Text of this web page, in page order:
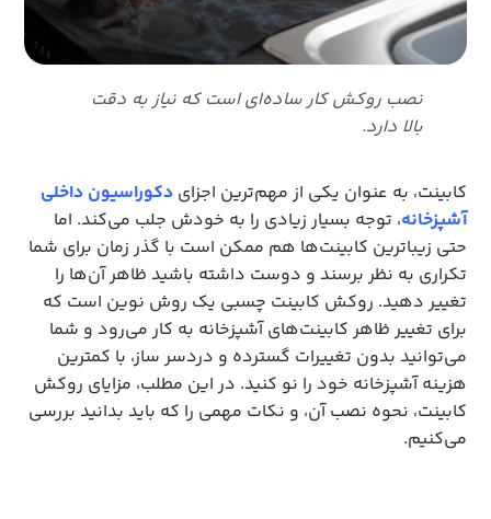
نصب روکش کار ساده‌ای است که نیاز به دقت
بالا دارد.
کابینت، به عنوان یکی از مهم‌ترین اجزایدکوراسیون داخلی
آشپزخانه، توجه بسیار زیادی را به خودش جلب می‌کند. اما
حتی زیباترین کابینت‌ها هم ممکن است با گذر زمان برای شما
تکراری به نظر برسند و دوست داشته باشید ظاهر آن‌ها را
تغییر دهید. روکش کابینت چسبی یک روش نوین است که
برای تغییر ظاهر کابینت‌های آشپزخانه به کار می‌رود و شما
می‌توانید بدون تغییرات گسترده و دردسر ساز، با کمترین
هزینه آشپزخانه خود را نو کنید. در این مطلب، مزایای روکش
کابینت، نحوه نصب آن، و نکات مهمی را که باید بدانید بررسی
می‌کنیم.